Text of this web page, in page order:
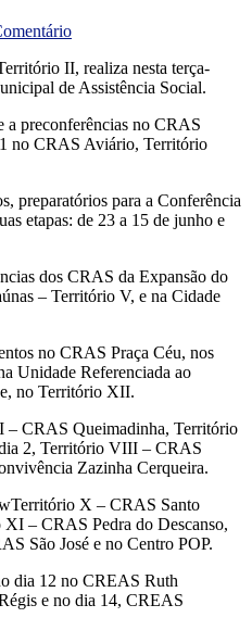
II, realiza nesta terça-
de Assistência Social.
a preconferências no CRAS
no CRAS Aviário, Território
preparatórios para a Conferência
etapas: de 23 a 15 de junho e
dos CRAS da Expansão do
– Território V, e na Cidade
no CRAS Praça Céu, nos
Unidade Referenciada ao
no Território XII.
– CRAS Queimadinha, Território
2, Território VIII – CRAS
Zazinha Cerqueira.
X – CRAS Santo
– CRAS Pedra do Descanso,
São José e no Centro POP.
dia 12 no CREAS Ruth
e no dia 14, CREAS